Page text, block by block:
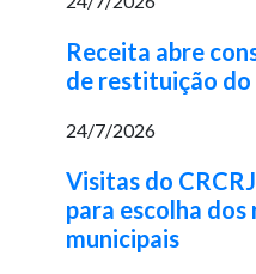
Receita abre
de restituição do
24/7/2026
Visitas do
para escolha
municipais